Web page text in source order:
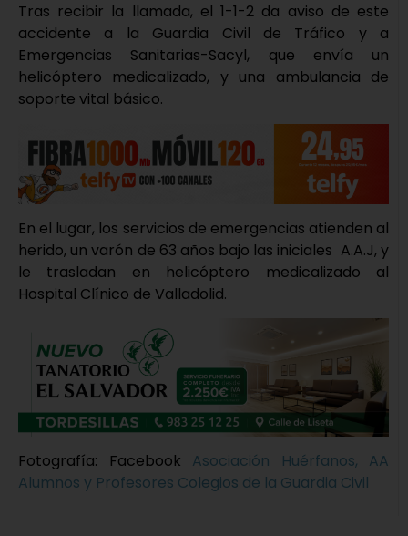
Tras recibir la llamada, el 1-1-2 da aviso de este
accidente a la Guardia Civil de Tráfico y a
Emergencias Sanitarias-Sacyl, que envía un
helicóptero medicalizado, y una ambulancia de
soporte vital básico.
En el lugar, los servicios de emergencias atienden al
herido, un varón de 63 años bajo las iniciales A.A.J, y
le trasladan en helicóptero medicalizado al
Hospital Clínico de Valladolid.
Fotografía: Facebook Asociación Huérfanos, AA
Alumnos y Profesores Colegios de la Guardia Civil